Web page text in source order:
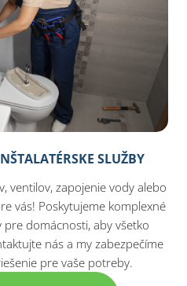
SLUŽBY
ventilov, zapojenie vody alebo
vás! Poskytujeme komplexné
domácnosti, aby všetko
nás a my zabezpečíme
pre vaše potreby.